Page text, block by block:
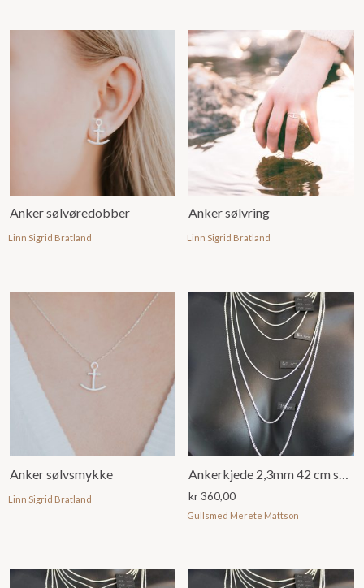
Anker sølvøredobber
Linn Sigrid Bratland
Anker sølvring
Linn Sigrid Bratland
Anker sølvsmykke
Linn Sigrid Bratland kr360,00
Gullsmed Merete Mattson